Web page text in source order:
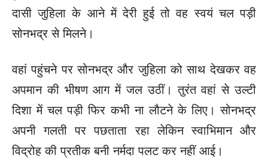
दासी जुहिला के आने में देरी हुई तो वह स्वयं चल पड़ी
सोनभद्र से मिलने।
वहां पहुंचने पर सोनभद्र और जुहिला को साथ देखकर वह
अपमान की भीषण आग में जल उठीं। तुरंत वहां से उल्टी
दिशा में चल पड़ी फिर कभी ना लौटने के लिए। सोनभद्र
अपनी गलती पर पछताता रहा लेकिन स्वाभिमान और
विद्रोह की प्रतीक बनी नर्मदा पलट कर नहीं आई।